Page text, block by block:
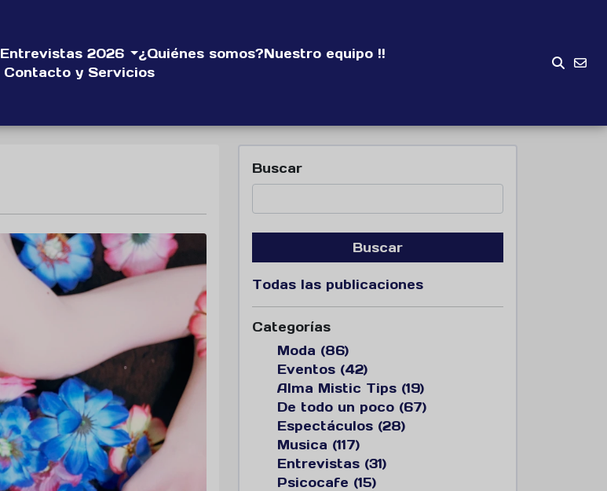
Entrevistas 2026 ¿Quiénes somos?Nuestro equipo !!
Contacto y Servicios
Buscar
Buscar
Todas las publicaciones
Categorías
Moda (86)
Eventos (42)
Alma Mistic Tips (19)
De todo un poco (67)
Espectáculos (28)
Musica (117)
Entrevistas (31)
Psicocafe (15)